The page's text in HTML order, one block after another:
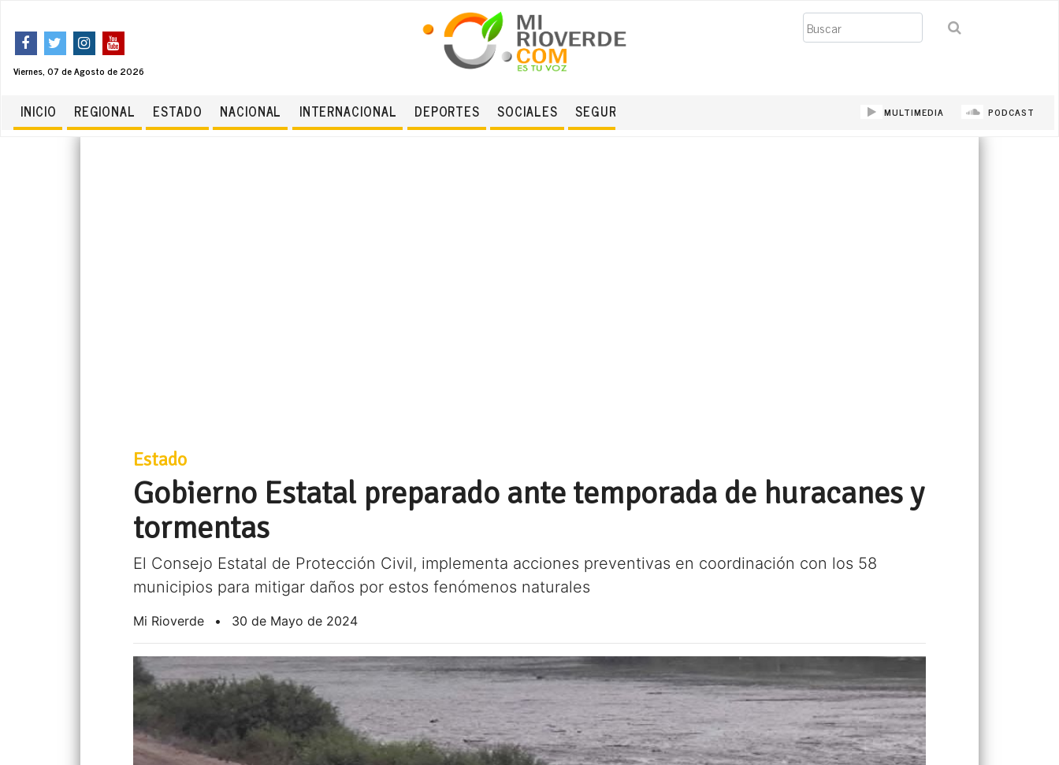
Viernes, 07 de Agosto de 2026
Buscar
INICIO REGIONAL ESTADO NACIONAL INTERNACIONAL DEPORTES SOCIALES SEGURIDAD MULTIMEDIA PODCAST
Estado
Gobierno Estatal preparado ante temporada de huracanes y
tormentas
El Consejo Estatal de Protección Civil, implementa acciones preventivas en coordinación con los 58
municipios para mitigar daños por estos fenómenos naturales
Mi Rioverde • 30 de Mayo de 2024